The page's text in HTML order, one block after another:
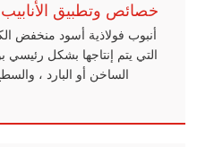
خصائص وتطبيق
أنبوب فولاذية أسود منخفض
التي يتم إنتاجها بشكل
الساخن أو البارد ،